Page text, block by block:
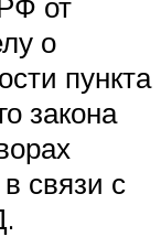
о
пункта
закона
связи с